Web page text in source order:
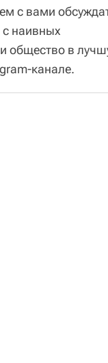
с вами
с наивных
общество в
канале.